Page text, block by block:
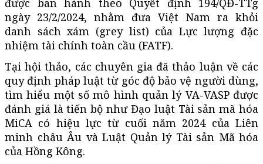
được ban hành theo Quyết định 194/QĐ-TTg
ngày 23/2/2024, nhằm đưa Việt Nam ra khỏi
danh sách xám (grey list) của Lực lượng đặc
nhiệm tài chính toàn cầu (FATF).
Tại hội thảo, các chuyên gia đã thảo luận về các
quy định pháp luật từ góc độ bảo vệ người dùng,
tìm hiểu một số mô hình quản lý VA-VASP được
đánh giá là tiến bộ như Đạo luật Tài sản mã hóa
MiCA có hiệu lực từ cuối năm 2024 của Liên
minh châu Âu và Luật Quản lý Tài sản Mã hóa
của Hồng Kông.